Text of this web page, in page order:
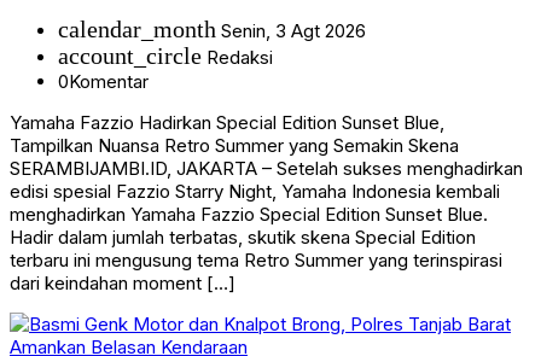
calendar_month Senin, 3 Agt 2026
account_circle Redaksi
0Komentar
Yamaha Fazzio Hadirkan Special Edition Sunset Blue,
Tampilkan Nuansa Retro Summer yang Semakin Skena
SERAMBIJAMBI.ID, JAKARTA – Setelah sukses menghadirkan
edisi spesial Fazzio Starry Night, Yamaha Indonesia kembali
menghadirkan Yamaha Fazzio Special Edition Sunset Blue.
Hadir dalam jumlah terbatas, skutik skena Special Edition
terbaru ini mengusung tema Retro Summer yang terinspirasi
dari keindahan moment […]